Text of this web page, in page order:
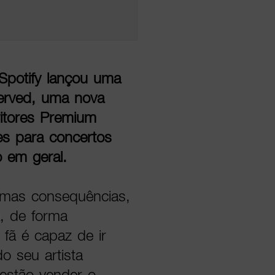
lançou uma
uma nova
Premium
para concertos
em geral.
consequências,
de forma
fã é capaz de ir
seu artista